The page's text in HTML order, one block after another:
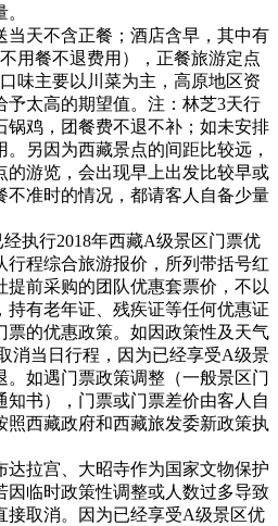
当天不含正餐；酒店含早，其中有
用餐不退费用），正餐旅游定点
味主要以川菜为主，高原地区资
予太高的期望值。注：林芝3天行
锅鸡，团餐费不退不补；如未安排
另因为西藏景点的间距比较远，
的游览，会出现早上出发比较早或
不准时的情况，都请客人自备少量
执行2018年西藏A级景区门票优
行程综合旅游报价，所列带括号红
前采购的团队优惠套票价，不以
持有老年证、残疾证等任何优惠证
票的优惠政策。如因政策性及天气
消当日行程，因为已经享受A级景
。如遇门票政策调整（一般景区门
知书），门票或门票差价由客人自
西藏政府和西藏旅发委新政策执
达拉宫、大昭寺作为国家文物保护
因临时政策性调整或人数过多导致
接取消。因为已经享受A级景区优